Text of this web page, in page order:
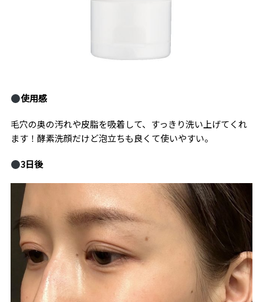
使用感
毛穴の奥の汚れや皮脂を吸着して、すっきり洗い上げてくれ
ます！酵素洗顔だけど泡立ちも良くて使いやすい。
3日後